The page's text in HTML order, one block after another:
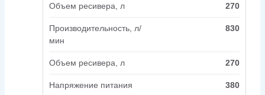
Объем ресивера, л 270
Производительность, л/
мин
830
Объем ресивера, л 270
Напряжение питания 380